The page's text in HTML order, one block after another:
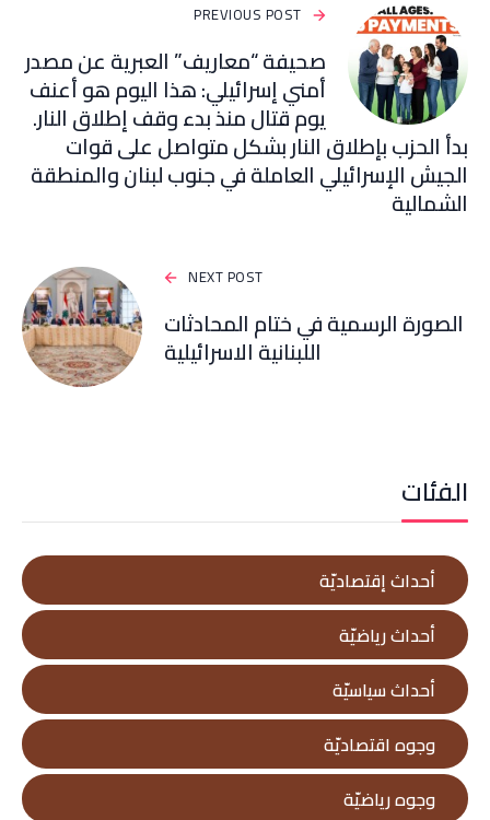
PREVIOUS POST
صحيفة “معاريف” العبرية عن مصدر
أمني إسرائيلي: هذا اليوم هو أعنف
يوم قتال منذ بدء وقف إطلاق النار.
بدأ الحزب بإطلاق النار بشكل متواصل على قوات
الجيش الإسرائيلي العاملة في جنوب لبنان والمنطقة
الشمالية
NEXT POST
الصورة الرسمية في ختام المحادثات
اللبنانية الاسرائيلية
الفئات
أحداث إقتصاديّة
أحداث رياضيّة
أحداث سياسيّة
وجوه اقتصاديّة
وجوه رياضيّة